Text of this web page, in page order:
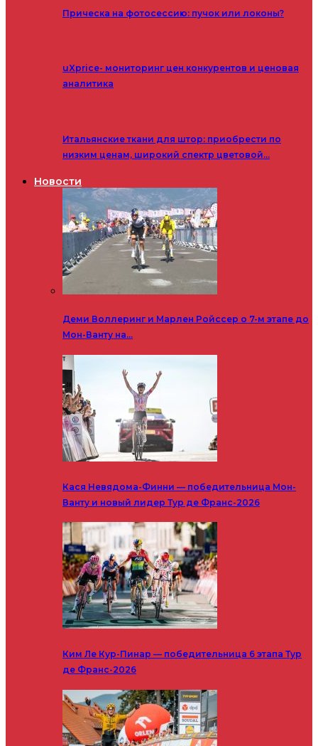
Прическа на фотосессию: пучок или локоны?
uXprice- мониторинг цен конкурентов и ценовая
аналитика
Итальянские ткани для штор: приобрести по
низким ценам, широкий спектр цветовой…
Новости
Деми Воллеринг и Марлен Ройссер о 7-м этапе до
Мон-Ванту на…
Кася Невядома-Финни — победительница Мон-
Ванту и новый лидер Тур де Франс-2026
Ким Ле Кур-Пинар — победительница 6 этапа Тур
де Франс-2026